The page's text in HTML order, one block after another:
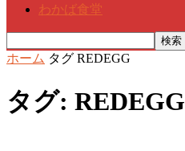
わかば食堂
ホーム タグ REDEGG
タグ: REDEGG